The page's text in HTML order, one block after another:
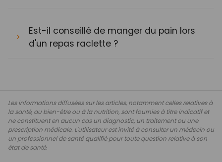
Est-il conseillé de manger du pain lors
d'un repas raclette ?
Les informations diffusées sur les articles, notamment celles relatives à
la santé, au bien-être ou à la nutrition, sont fournies à titre indicatif et
ne constituent en aucun cas un diagnostic, un traitement ou une
prescription médicale. L'utilisateur est invité à consulter un médecin ou
un professionnel de santé qualifié pour toute question relative à son
état de santé.